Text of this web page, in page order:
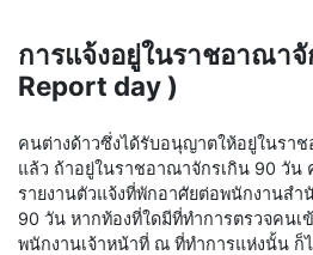
การแจ้งอยู่ในราชอาณา
Report day )
คนต่างด้าวซึ่งได้รับอนุญาตให้อยู่ในรา
แล้ว ถ้าอยู่ในราชอาณาจักรเกิน 90 วัน
รายงานตัวแจ้งที่พักอาศัยต่อพนักงานสำ
90 วัน หากท้องที่ใดมีที่ทำการตรวจคนเ
พนักงานเจ้าหน้าที่ ณ ที่ทำการแห่งนั้น ก็